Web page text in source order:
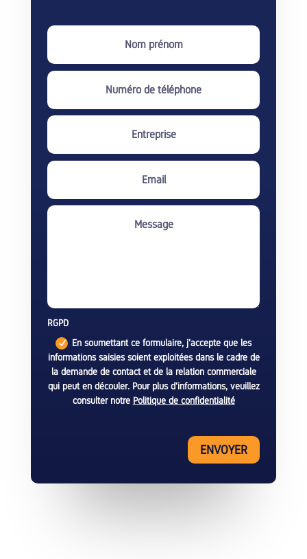
RGPD
En soumettant ce formulaire, j'accepte que les
informations saisies soient exploitées dans le cadre de
la demande de contact et de la relation commerciale
qui peut en découler. Pour plus d'informations, veuillez
consulter notre Politique de confidentialité
ENVOYER